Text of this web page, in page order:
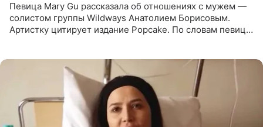
Певица Mary Gu рассказала об отношениях с мужем —
солистом группы Wildways Анатолием Борисовым.
Артистку цитирует издание Popcake. По словам певицы,